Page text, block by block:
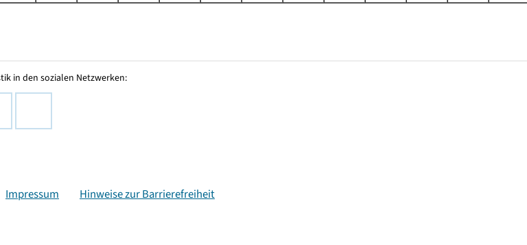
in den sozialen Netzwerken:
Impressum Hinweise zur Barrierefreiheit